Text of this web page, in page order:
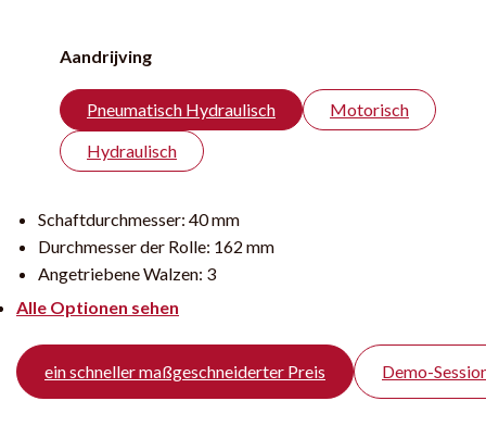
Aandrijving
Pneumatisch Hydraulisch
Motorisch
Hydraulisch
Schaftdurchmesser: 40 mm
Durchmesser der Rolle: 162 mm
Angetriebene Walzen: 3
Alle Optionen sehen
ein schneller maßgeschneiderter Preis Demo-